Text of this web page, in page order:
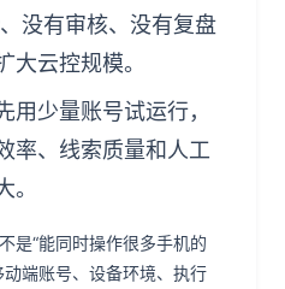
没有审核、没有复盘
大云控规模。
用少量账号试运行，
率、线索质量和人工
。
是“能同时操作很多手机的
端账号、设备环境、执行